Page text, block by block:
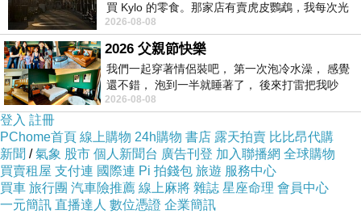
廢話太多的老毛病又犯了，
生活近況只好簡短交代到這裡。
以下是關於義賣會開跑的確定時間！
買 Kylo 的零食。那家店有賣虎皮鸚鵡，我每次光
顧都會去看一下。他們偶爾會引進 C
2026-08-08
2026 父親節快樂
我們一起穿著情侶裝吧， 第一次泡冷水澡， 感覺
還不錯， 泡到一半就睡著了， 後來打雷把我吵
醒， 手
2026-08-08
登入 註冊
PChome首頁 線上購物 24h購物 書店 露天拍賣 比比昂代購
新聞 /氣象 股市 個人新聞台 廣告刊登 加入聯播網 全球購物
買賣租屋 支付連 國際連 Pi 拍錢包 旅遊 服務中心
買車 旅行團 汽車險推薦 線上麻將 雜誌 星座命理 會員中心
一元簡訊 直播達人 數位憑證 企業簡訊